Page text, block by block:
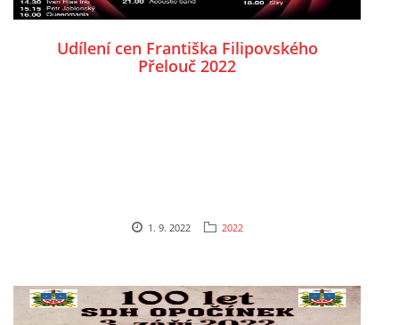
Udílení cen Františka Filipovského
Přelouč 2022
1. 9. 2022 2022